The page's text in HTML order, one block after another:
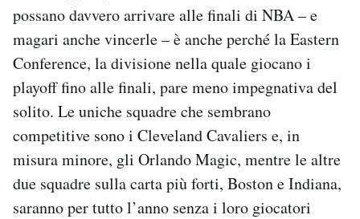
possano davvero arrivare alle finali di NBA – e
magari anche vincerle – è anche perché la Eastern
Conference, la divisione nella quale giocano i
playoff fino alle finali, pare meno impegnativa del
solito. Le uniche squadre che sembrano
competitive sono i Cleveland Cavaliers e, in
misura minore, gli Orlando Magic, mentre le altre
due squadre sulla carta più forti, Boston e Indiana,
saranno per tutto l’anno senza i loro giocatori